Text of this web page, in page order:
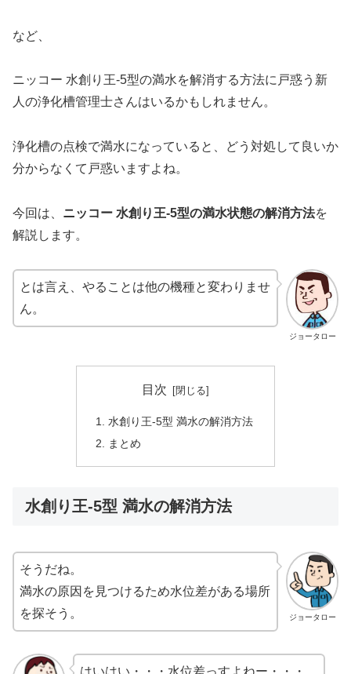
など、
ニッコー 水創り王-5型の満水を解消する方法に戸惑う新
人の浄化槽管理士さんはいるかもしれません。
浄化槽の点検で満水になっていると、どう対処して良いか
分からなくて戸惑いますよね。
今回は、 ニッコー 水創り王-5型の満水状態の解消方法を
解説します。
ジョータロー
とは言え、やることは他の機種と変わりませ
ん。
目次
水創り王-5型 満水の解消方法
まとめ
水創り王-5型 満水の解消方法
ジョータロー
そうだね。
満水の原因を見つけるため水位差がある場所
を探そう。